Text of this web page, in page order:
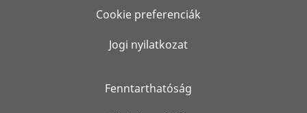
Cookie preferenciák
Jogi nyilatkozat
Fenntarthatóság